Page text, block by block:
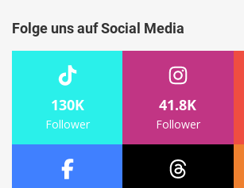
Folge uns auf Social Media
130K
Follower
41.8K
Follower